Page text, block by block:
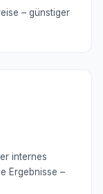
– günstiger
internes
Ergebnisse –